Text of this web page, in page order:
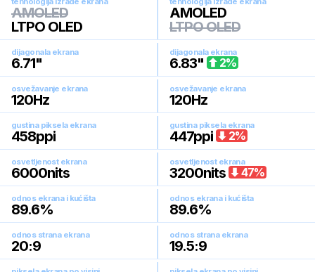
AMOLED
LTPO OLED
AMOLED
LTPO OLED
dijagonala ekrana
6.71"
dijagonala ekrana
6.83" 2%
osvežavanje ekrana
120Hz
osvežavanje ekrana
120Hz
gustina piksela ekrana
458ppi
gustina piksela ekrana
447ppi 2%
osvetljenost ekrana
6000nits
osvetljenost ekrana
3200nits 47%
odnos ekrana i kućišta
89.6%
odnos ekrana i kućišta
89.6%
odnos strana ekrana
20:9
odnos strana ekrana
19.5:9